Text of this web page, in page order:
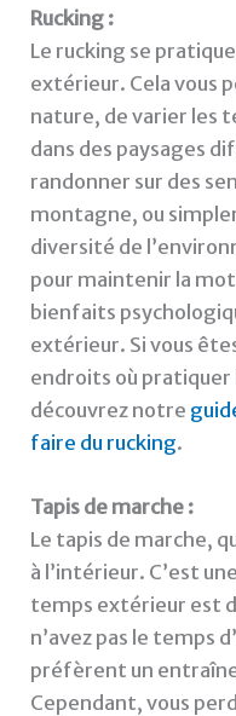
Rucking :
Le rucking se
extérieur. Cela vous
nature, de varier les
dans des paysages
randonner sur des
montagne, ou
diversité de
pour maintenir la
bienfaits
extérieur. Si vous
endroits où pratiquer
découvrez notre
faire du rucking.
Tapis de marche :
Le tapis de marche,
à l’intérieur. C’est
temps extérieur est
n’avez pas le temps
préfèrent un
Cependant, vous